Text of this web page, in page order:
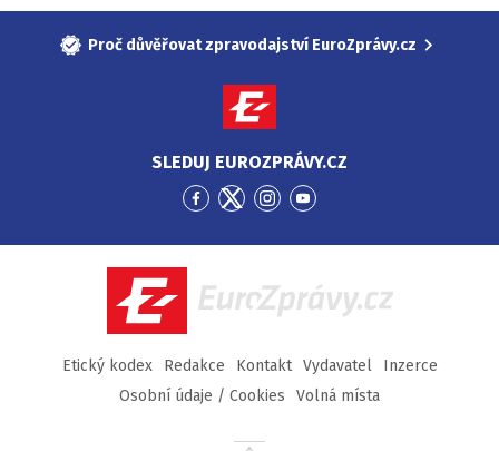
Proč důvěřovat zpravodajství EuroZprávy.cz
SLEDUJ EUROZPRÁVY.CZ
Přejít
Facebook
Přejít
Twitter
Přejít
Instagram
Přejít
YouTube
EuroZprávy.cz
Etický kodex Redakce Kontakt Vydavatel
Inzerce
Osobní údaje / Cookies
Volná místa
Přejít